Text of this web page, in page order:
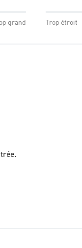
grand Trop étroit